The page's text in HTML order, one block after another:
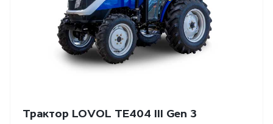
Трактор LOVOL TE404 III Gen 3